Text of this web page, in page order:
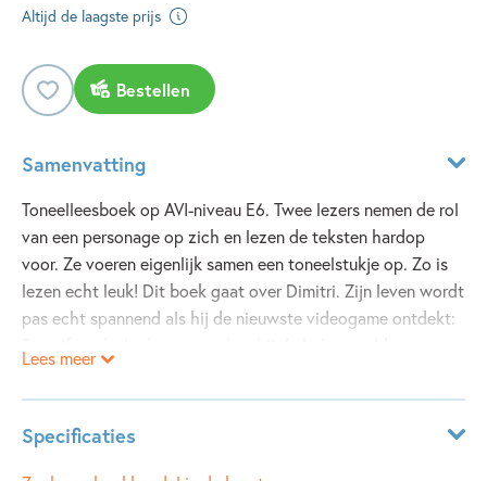
Altijd de laagste prijs
Bestellen
Samenvatting
Toneelleesboek op AVI-niveau E6. Twee lezers nemen de rol
van een personage op zich en lezen de teksten hardop
voor. Ze voeren eigenlijk samen een toneelstukje op. Zo is
lezen echt leuk! Dit boek gaat over Dimitri. Zijn leven wordt
pas echt spannend als hij de nieuwste videogame ontdekt:
reizen en moet hij opdrachten uitvoeren. Dimitri heeft maar
één doel. Hij wil de beste worden! Maar dan krijgt hij van
zijn ouders een game-verbod. Gaat het hem nog lukken om
de virtuele wereldreis te winnen?
Lees meer
Specificaties